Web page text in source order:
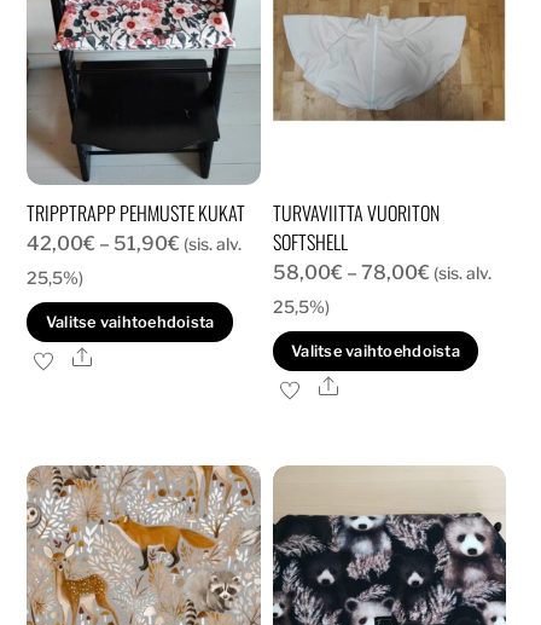
TRIPPTRAPP PEHMUSTE KUKAT
42,00€ – 51,90€ Hintaluokka:
-
51,90€
(sis. alv.
25,5%)
Valitse vaihtoehdoista
Tällä
tuotteella
Voit
tehdä
valinnat
tuotteen
sivulla.
Ale
TURVAVIITTA VUORITON
SOFTSHELL
58,00€ – 78,00€Hintaluokka:
-
78,00€
(sis. alv.
25,5%)
Valitse vaihtoehdoista
tehdä
Ale